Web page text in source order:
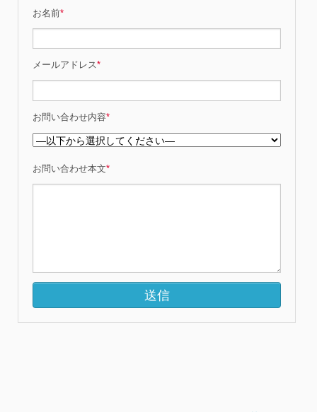
お名前*
メールアドレス*
お問い合わせ内容*
お問い合わせ本文*